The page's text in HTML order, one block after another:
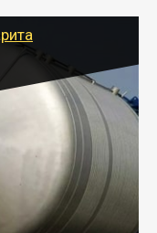
грузов
на